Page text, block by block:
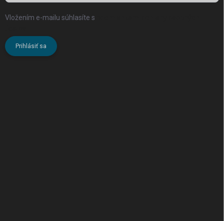
Vložením e-mailu súhlasíte s
Prihlásiť sa